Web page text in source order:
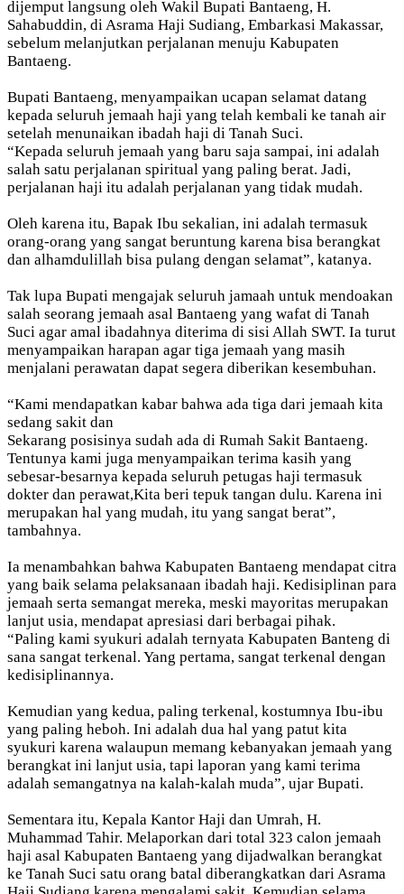
dijemput langsung oleh Wakil Bupati Bantaeng, H.
Sahabuddin, di Asrama Haji Sudiang, Embarkasi Makassar,
sebelum melanjutkan perjalanan menuju Kabupaten
Bantaeng.
Bupati Bantaeng, menyampaikan ucapan selamat datang
kepada seluruh jemaah haji yang telah kembali ke tanah air
setelah menunaikan ibadah haji di Tanah Suci.
“Kepada seluruh jemaah yang baru saja sampai, ini adalah
salah satu perjalanan spiritual yang paling berat. Jadi,
perjalanan haji itu adalah perjalanan yang tidak mudah.
Oleh karena itu, Bapak Ibu sekalian, ini adalah termasuk
orang-orang yang sangat beruntung karena bisa berangkat
dan alhamdulillah bisa pulang dengan selamat”, katanya.
Tak lupa Bupati mengajak seluruh jamaah untuk mendoakan
salah seorang jemaah asal Bantaeng yang wafat di Tanah
Suci agar amal ibadahnya diterima di sisi Allah SWT. Ia turut
menyampaikan harapan agar tiga jemaah yang masih
menjalani perawatan dapat segera diberikan kesembuhan.
“Kami mendapatkan kabar bahwa ada tiga dari jemaah kita
sedang sakit dan
Sekarang posisinya sudah ada di Rumah Sakit Bantaeng.
Tentunya kami juga menyampaikan terima kasih yang
sebesar-besarnya kepada seluruh petugas haji termasuk
dokter dan perawat,Kita beri tepuk tangan dulu. Karena ini
merupakan hal yang mudah, itu yang sangat berat”,
tambahnya.
Ia menambahkan bahwa Kabupaten Bantaeng mendapat citra
yang baik selama pelaksanaan ibadah haji. Kedisiplinan para
jemaah serta semangat mereka, meski mayoritas merupakan
lanjut usia, mendapat apresiasi dari berbagai pihak.
“Paling kami syukuri adalah ternyata Kabupaten Banteng di
sana sangat terkenal. Yang pertama, sangat terkenal dengan
kedisiplinannya.
Kemudian yang kedua, paling terkenal, kostumnya Ibu-ibu
yang paling heboh. Ini adalah dua hal yang patut kita
syukuri karena walaupun memang kebanyakan jemaah yang
berangkat ini lanjut usia, tapi laporan yang kami terima
adalah semangatnya na kalah-kalah muda”, ujar Bupati.
Sementara itu, Kepala Kantor Haji dan Umrah, H.
Muhammad Tahir. Melaporkan dari total 323 calon jemaah
haji asal Kabupaten Bantaeng yang dijadwalkan berangkat
ke Tanah Suci satu orang batal diberangkatkan dari Asrama